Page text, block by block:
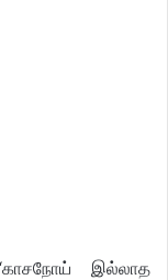
இல்லாத